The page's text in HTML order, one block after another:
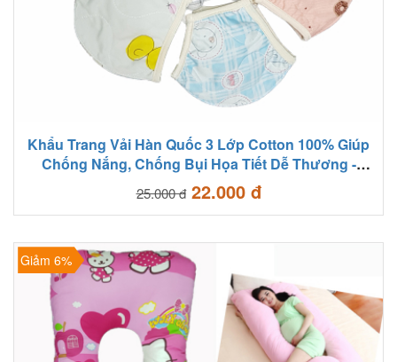
Khẩu Trang Vải Hàn Quốc 3 Lớp Cotton 100% Giúp
Chống Nắng, Chống Bụi Họa Tiết Dễ Thương -
THIVI - Nhiều Họa Tiết.
25.000 đ22.000 đ
Giảm 6%